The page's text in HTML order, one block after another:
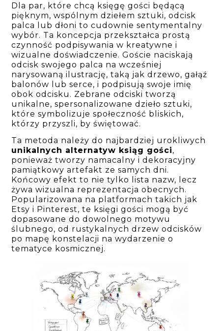
Dla par, które chcą księgę gości będącą
pięknym, wspólnym dziełem sztuki, odcisk
palca lub dłoni to cudownie sentymentalny
wybór. Ta koncepcja przekształca prostą
czynność podpisywania w kreatywne i
wizualne doświadczenie. Goście naciskają
odcisk swojego palca na wcześniej
narysowaną ilustrację, taką jak drzewo, gałąź
balonów lub serce, i podpisują swoje imię
obok odcisku. Zebrane odciski tworzą
unikalne, spersonalizowane dzieło sztuki,
które symbolizuje społeczność bliskich,
którzy przyszli, by świętować.
Ta metoda należy do najbardziej urokliwych
unikalnych alternatyw ksiąg gości,
ponieważ tworzy namacalny i dekoracyjny
pamiątkowy artefakt ze samych dni.
Końcowy efekt to nie tylko lista nazw, lecz
żywa wizualna reprezentacja obecnych.
Popularizowana na platformach takich jak
Etsy i Pinterest, te księgi gości mogą być
dopasowane do dowolnego motywu
ślubnego, od rustykalnych drzew odcisków
po mapę konstelacji na wydarzenie o
tematyce kosmicznej.